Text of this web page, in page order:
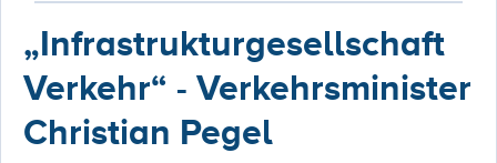
„Infrastrukturgesellschaft
Verkehr“ - Verkehrsminister
Christian Pegel